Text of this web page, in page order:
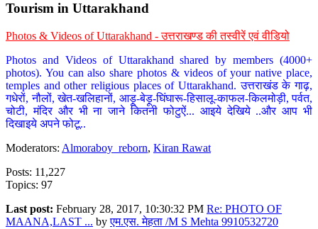
Tourism in Uttarakhand
Photos & Videos of Uttarakhand - उत्तराखण्ड की तस्वीरें एवं वीडियो
Photos and Videos of Uttarakhand shared by members (4000+
photos). You can also share photos & videos of your native place,
temples and other religious places of Uttarakhand. उत्तराखंड के गाढ़,
गधेरों, नौलों, खेत-खलिहानों, आड़ू-बेड़ू-घिंघारू-हिसालू-काफल-किलमोड़ी, पर्वत,
चोटी, मंदिर और भी ना जाने कितनी फोटुऐं... आइये देखिये ..और आप भी
दिखाइये अपने फोटू..
Moderators: Almoraboy_reborn, Kiran Rawat
Posts: 11,227
Topics: 97
Last post: February 28, 2017, 10:30:32 PM Re: PHOTO OF
MAANA,LAST ... byएम.एस. मेहता /M S Mehta 9910532720